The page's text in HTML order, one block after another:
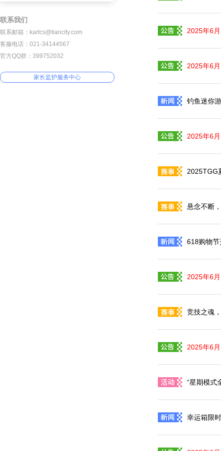
联系我们
联系邮箱：kartcs@tiancity.com
客服电话：021-34144567
官方QQ群：399752032
家长监护服务中心
2025年6
2025年6
钓鱼迷你
2025年6
2025TGG
悬念不断
618购物
2025年6
竞技之魂
2025年6
“星期模式
幸运箱限